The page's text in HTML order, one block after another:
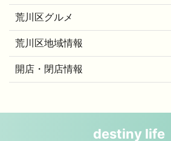
荒川区グルメ
荒川区地域情報
開店・閉店情報
destiny life